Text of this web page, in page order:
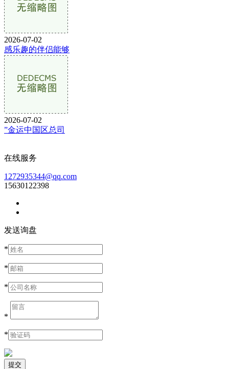
2026-07-02
感乐趣的伴侣能够
2026-07-02
”金运中国区总司
在线服务
1272935344@qq.com
15630122398
发送询盘
*
*
*
*
*